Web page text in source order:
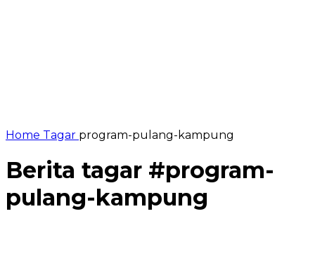
Home Tagar program-pulang-kampung
Berita tagar #program-
pulang-kampung